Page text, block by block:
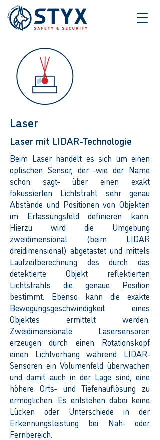
Laser
Laser mit LIDAR-Technologie
Beim Laser handelt es sich um einen
optischen Sensor, der -wie der Name
schon sagt- über einen exakt
fokussierten Lichtstrahl sehr genau
Abstände und Positionen von Objekten
im Erfassungsfeld definieren kann.
Hierzu wird die Umgebung
zweidimensional (beim LIDAR
dreidimensional) abgetastet und mittels
Laufzeitberechnung des durch das
detektierte Objekt reflektierten
Lichtstrahls die genaue Position
bestimmt. Ebenso kann die exakte
Bewegungsgeschwindigkeit eines
Objektes ermittelt werden.
Zweidimensionale Lasersensoren
erzeugen durch einen Rotationskopf
einen Lichtvorhang während LIDAR-
Sensoren ein Volumenfeld überwachen
und damit auch in der Lage sind, eine
höhere Orts- und Tiefenauflösung zu
ermöglichen. Es entstehen dabei keine
Lücken oder Unterschiede in der
Erkennungsleistung bei Nah- oder
Fernbereich.